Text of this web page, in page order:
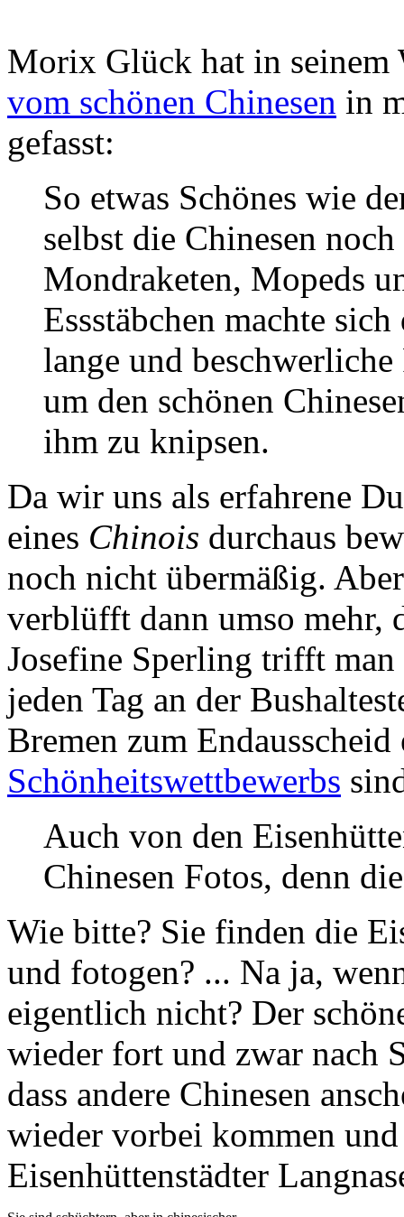
Morix Glück hat in seinem
vom schönen Chinesen in
gefasst:
So etwas Schönes wie
selbst die Chinesen
Mondraketen, Mopeds
Essstäbchen machte
lange und
um den schönen
ihm zu knipsen.
Da wir uns als erfahrene
eines Chinois durchaus
noch nicht übermäßig.
verblüfft dann umso mehr,
Josefine Sperling trifft
jeden Tag an der
Bremen zum
Schönheitswettbewerbs
Auch von den
Chinesen Fotos, denn
Wie bitte? Sie finden die
und fotogen? ... Na ja,
eigentlich nicht? Der
wieder fort und zwar nach
dass andere Chinesen
wieder vorbei kommen
Eisenhüttenstädter